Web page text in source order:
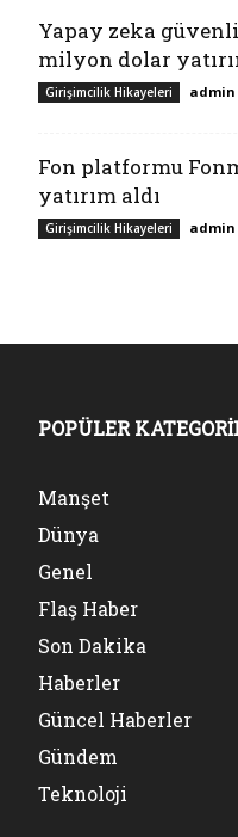
Yapay zeka
milyon dolar
Girişimcilik Hikayeleri admin
Fon platformu
yatırım aldı
Girişimcilik Hikayeleri admin
POPÜLER
Manşet
Dünya
Genel
Flaş Haber
Son Dakika
Haberler
Güncel Haberler
Gündem
Teknoloji